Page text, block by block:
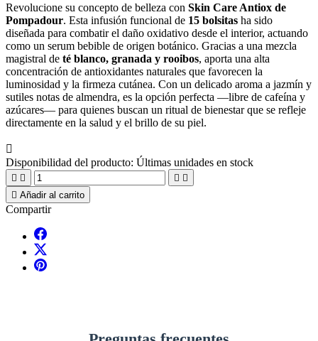
Revolucione su concepto de belleza con Skin Care Antiox de
Pompadour. Esta infusión funcional de 15 bolsitas ha sido
diseñada para combatir el daño oxidativo desde el interior, actuando
como un serum bebible de origen botánico. Gracias a una mezcla
magistral de té blanco, granada y rooibos, aporta una alta
concentración de antioxidantes naturales que favorecen la
luminosidad y la firmeza cutánea. Con un delicado aroma a jazmín y
sutiles notas de almendra, es la opción perfecta —libre de cafeína y
azúcares— para quienes buscan un ritual de bienestar que se refleje
directamente en la salud y el brillo de su piel.

Disponibilidad del producto: Últimas unidades en stock
   
 Añadir al carrito
Compartir